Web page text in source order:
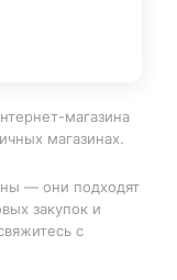
магазина
магазинах.
— они подходят
закупок и
с